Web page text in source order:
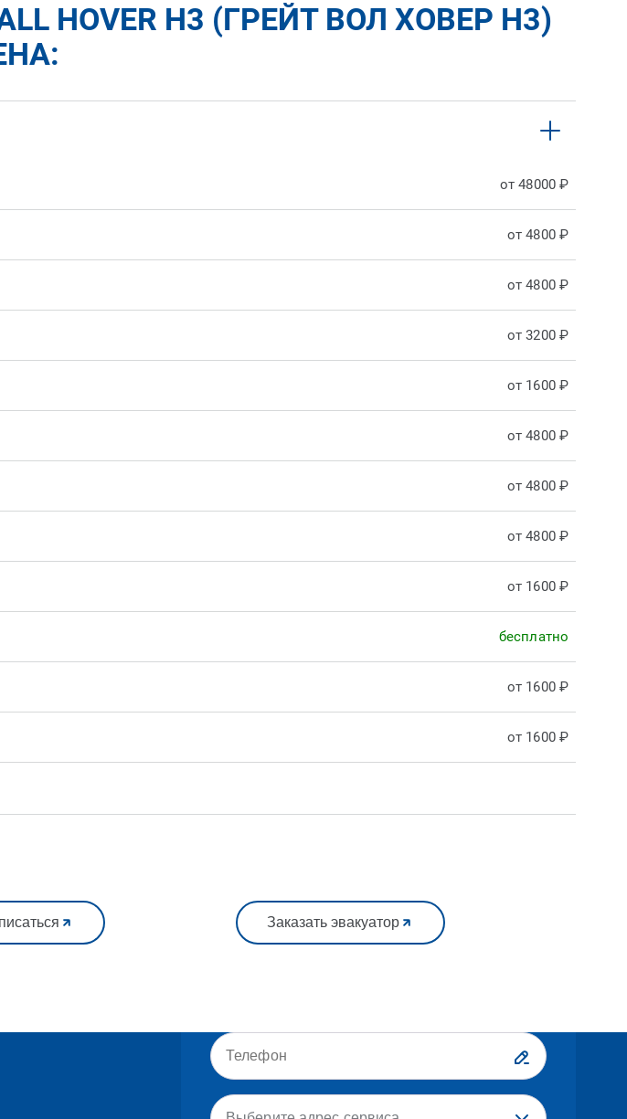
HOVER H3 (ГРЕЙТ ВОЛ ХОВЕР H3)
от 48000 ₽
от 4800 ₽
от 4800 ₽
от 3200 ₽
от 1600 ₽
от 4800 ₽
от 4800 ₽
от 4800 ₽
от 1600 ₽
бесплатно
от 1600 ₽
от 1600 ₽
Заказать эвакуатор